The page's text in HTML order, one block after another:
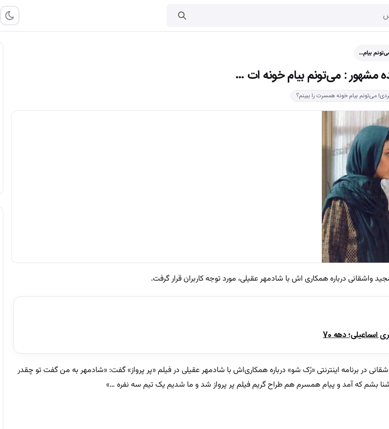
بیام…
مشهور : می‌تونم بیام خونه ات …
می‌تونم بیام خونه همسرت را ببینم؟
واشقانی درباره همکاری اش با شادمهر عقیلی، مورد توجه کاربران قرار گرفت.
دهه 70
در برنامه اینترنتی «رًک شو» درباره همکاری‌اش با شادمهر عقیلی در فیلم «پر پرواز» گفت: «شادمهر به من گفت تو چقدر
بشم که آمد و پیام همسرم هم طراح گریم فیلم پر پرواز شد و ما شدیم یک تیم سه نفره …»